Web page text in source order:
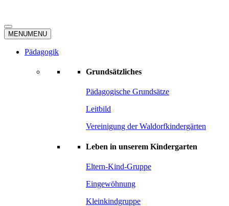
MENUMENU
Pädagogik
Grundsätzliches
Pädagogische Grundsätze
Leitbild
Vereinigung der Waldorfkindergärten
Leben in unserem Kindergarten
Eltern-Kind-Gruppe
Eingewöhnung
Kleinkindgruppe